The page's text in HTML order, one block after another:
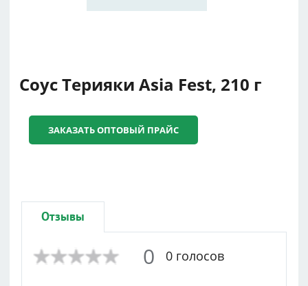
Соус Терияки Asia Fest, 210 г
ЗАКАЗАТЬ ОПТОВЫЙ ПРАЙС
Отзывы
0 0 голосов